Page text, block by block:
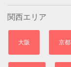
関西エリア
大阪 京都